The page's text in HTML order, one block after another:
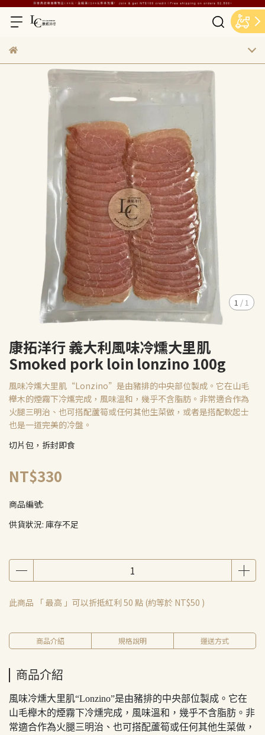
1 /1
康拓洋行 義大利風味冷燻大里肌
Smoked pork loin lonzino 100g
風味冷燻大里肌“Lonzino”是由豬排的中央部位製成。它在山毛
櫸木的煙霧下冷燻完成，風味溫和，幾乎不含脂肪。非常適合作為
火腿三明治、也可搭配蘆筍或任何其他生菜做，或者是搭配軟起士
也是一道完美的冷盤。
切片包，拆封即食
NT$330
商品編號:
供貨狀況: 庫存不足
此商品 「 最高 」可以折抵紅利 50 點 (約等於 NT$50 )
商品介紹 規格說明 運送方式
商品介紹
風味冷燻大里肌“Lonzino”是由豬排的中央部位製成。它在
山毛櫸木的煙霧下冷燻完成，風味溫和，幾乎不含脂肪。非
常適合作為火腿三明治、也可搭配蘆筍或任何其他生菜做，